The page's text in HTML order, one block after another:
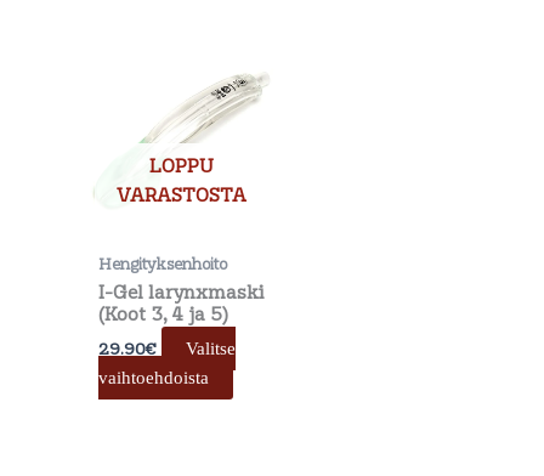
LOPPU
VARASTOSTA
Hengityksenhoito
I-Gel larynxmaski
(Koot 3, 4 ja 5)
29.90€
Valitse
vaihtoehdoista
tuotteella
on
Voit
sivulla.